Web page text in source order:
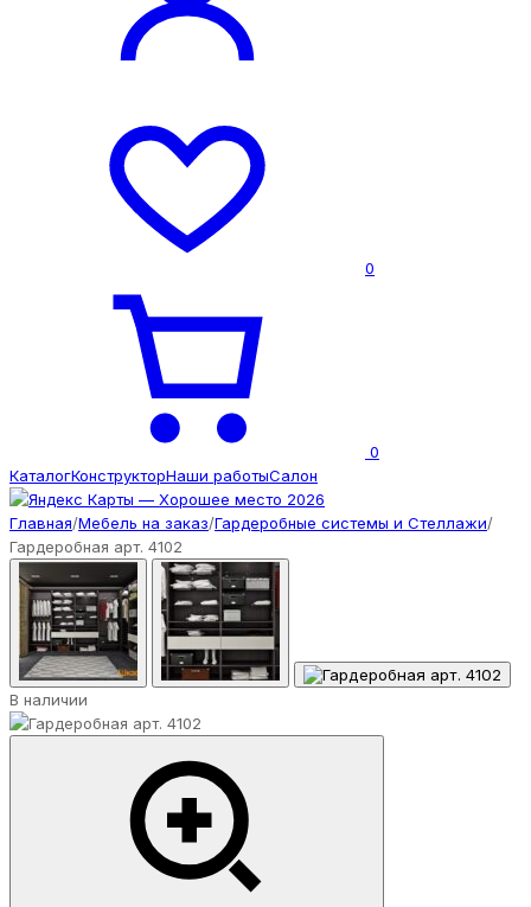
0
0
КаталогКонструкторНаши работыСалон
Главная/Мебель на заказ/Гардеробные системы и Стеллажи/
Гардеробная арт. 4102
В наличии